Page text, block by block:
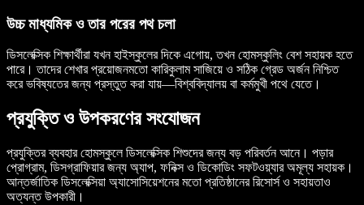
উচ্চ মাধ্যমিক ও তার পরের পথ চলা
ডিসলেক্সিক শিক্ষার্থীরা যখন হাইস্কুলের দিকে এগোয়, তখন হোমস্কুলিং বেশ সহায়ক হতে
পারে। তাদের শেখার প্রয়োজনমতো কারিকুলাম সাজিয়ে ও সঠিক গ্রেড অর্জন নিশ্চিত
করে ভবিষ্যতের জন্য প্রস্তুত করা যায়—বিশ্ববিদ্যালয় বা কর্মমুখী পথে যেতে।
প্রযুক্তি ও উপকরণের সংযোজন
প্রযুক্তির ব্যবহার হোমস্কুলে ডিসলেক্সিক শিশুদের জন্য বড় পরিবর্তন আনে। পড়ার
প্রোগ্রাম, ডিসগ্রাফিয়ার জন্য অ্যাপ, ফনিক্স ও ডিকোডিং সফটওয়্যার অমূল্য সহায়ক।
আন্তর্জাতিক ডিসলেক্সিয়া অ্যাসোসিয়েশনের মতো প্রতিষ্ঠানের রিসোর্স ও সহায়তাও
অত্যন্ত উপকারী।